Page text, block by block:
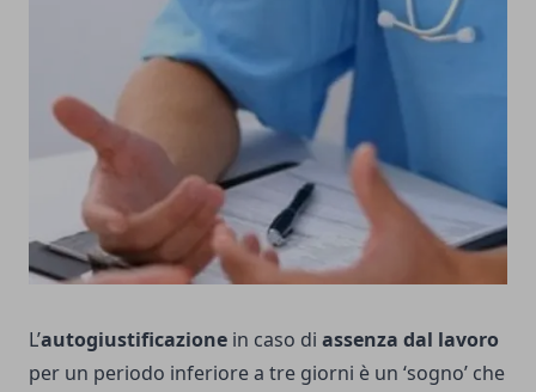
L’autogiustificazione in caso di assenza dal lavoro
per un periodo inferiore a tre giorni è un ‘sogno’ che